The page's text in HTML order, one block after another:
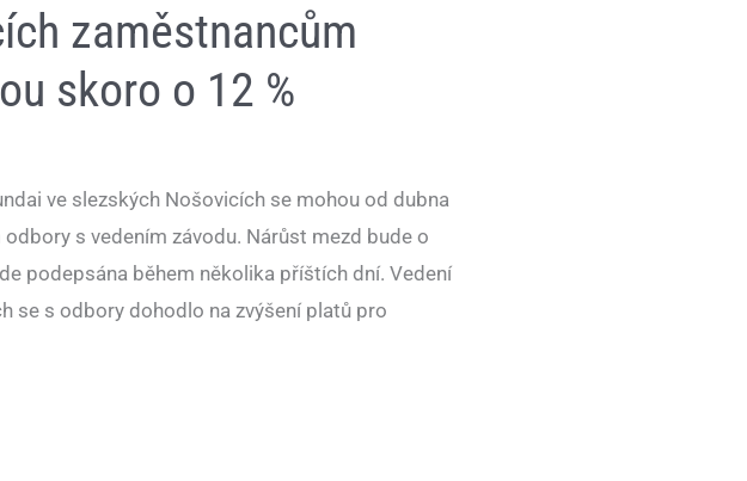
zaměstnancům
skoro o 12 %
ve slezských Nošovicích se mohou od dubna
s vedením závodu. Nárůst mezd bude o
podepsána během několika příštích dní. Vedení
se s odbory dohodlo na zvýšení platů pro